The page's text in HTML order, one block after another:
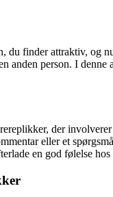
du finder attraktiv, og
anden person. I
der
eller et
en god følelse